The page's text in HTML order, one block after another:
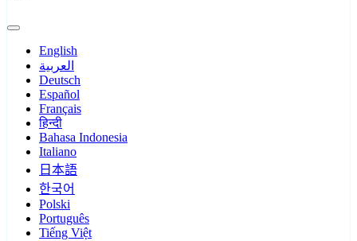
English
العربية
Deutsch
Español
Français
हिन्दी
Bahasa Indonesia
Italiano
日本語
한국어
Polski
Português
Tiếng Việt